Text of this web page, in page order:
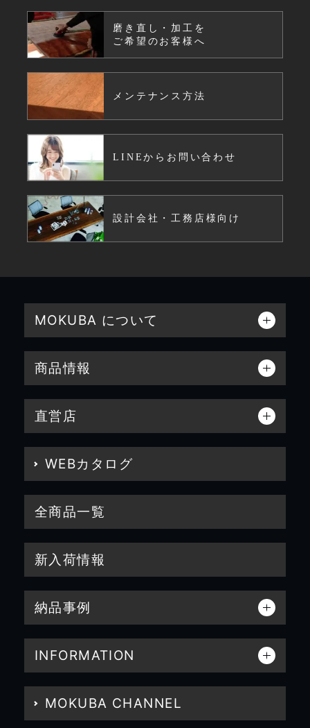
磨き直し・加工を
ご希望のお客様へ
メンテナンス方法
LINEからお問い合わせ
設計会社・工務店様向け
MOKUBA について
商品情報
直営店
WEBカタログ
全商品一覧
新入荷情報
納品事例
INFORMATION
MOKUBA CHANNEL